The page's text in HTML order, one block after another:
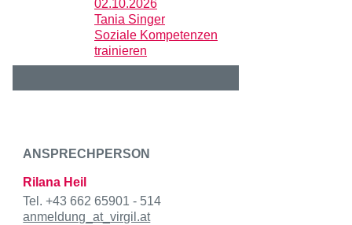
02.10.2026
Tania Singer
Soziale Kompetenzen
trainieren
ANSPRECHPERSON
Rilana Heil
Tel. +43 662 65901 - 514
anmeldung _at_virgil.at